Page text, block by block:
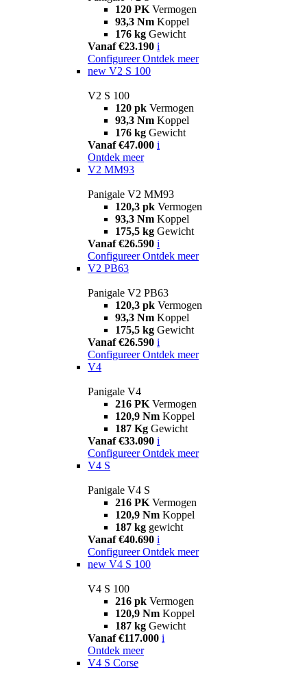
120 PK Vermogen
93,3 Nm Koppel
176 kg Gewicht
Vanaf €23.190 i
Configureer Ontdek meer
new V2 S 100
V2 S 100
120 pk Vermogen
93,3 Nm Koppel
176 kg Gewicht
Vanaf €47.000 i
Ontdek meer
V2 MM93
Panigale V2 MM93
120,3 pk Vermogen
93,3 Nm Koppel
175,5 kg Gewicht
Vanaf €26.590 i
Configureer Ontdek meer
V2 PB63
Panigale V2 PB63
120,3 pk Vermogen
93,3 Nm Koppel
175,5 kg Gewicht
Vanaf €26.590 i
Configureer Ontdek meer
V4
Panigale V4
216 PK Vermogen
120,9 Nm Koppel
187 Kg Gewicht
Vanaf €33.090 i
Configureer Ontdek meer
V4 S
Panigale V4 S
216 PK Vermogen
120,9 Nm Koppel
187 kg gewicht
Vanaf €40.690 i
Configureer Ontdek meer
new V4 S 100
V4 S 100
216 pk Vermogen
120,9 Nm Koppel
187 kg Gewicht
Vanaf €117.000 i
Ontdek meer
V4 S Corse